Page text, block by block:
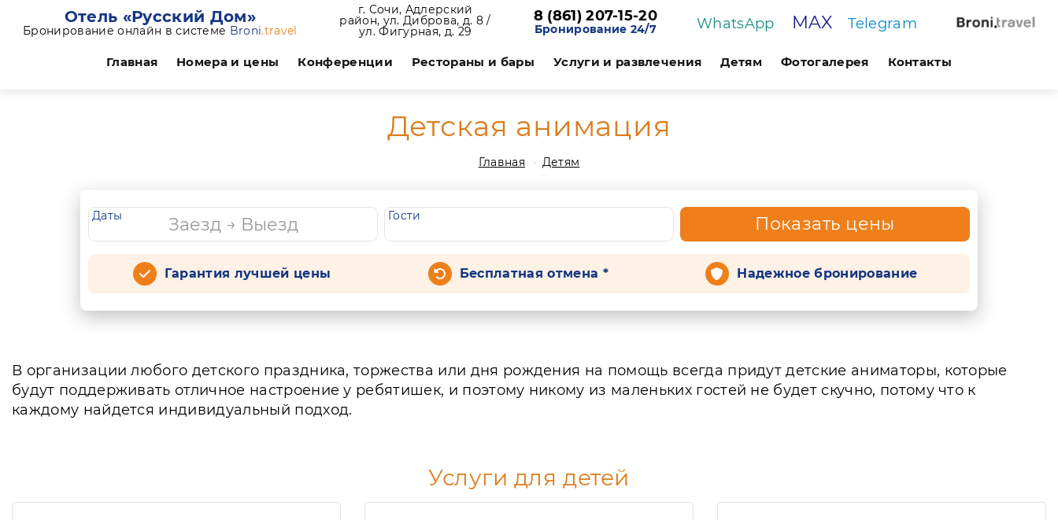
Отель «Русский Дом»
Бронирование онлайн в системе Broni.travel
г. Сочи, Адлерский
район, ул. Диброва, д. 8 /
ул. Фигурная, д. 29
8 (861) 207-15-20
Бронирование 24/7 WhatsApp MAX Telegram
Главная Номера и цены Конференции Рестораны и бары Услуги и развлечения Детям Фотогалерея Контакты
Детская анимация
Главная Детям
Даты Гости Показать цены
Гарантия лучшей цены Бесплатная отмена * Надежное бронирование
В организации любого детского праздника, торжества или дня рождения на помощь всегда придут детские аниматоры, которые
будут поддерживать отличное настроение у ребятишек, и поэтому никому из маленьких гостей не будет скучно, потому что к
каждому найдется индивидуальный подход.
Услуги для детей